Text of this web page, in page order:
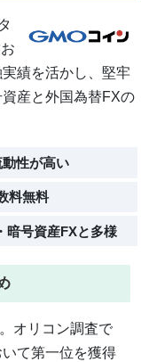
績を活かし、堅牢
産と外国為替FXの
性が高い
料無料
暗号資産FXと多様
オリコン調査で
いて第一位を獲得